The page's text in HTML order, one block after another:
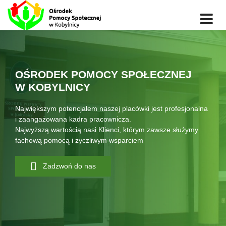
OŚRODEK POMOCY SPOŁECZNEJ
W KOBYLNICY
Największym potencjałem naszej placówki jest profesjonalna
i zaangażowana kadra pracownicza.
Najwyższą wartością nasi Klienci, którym zawsze służymy
fachową pomocą i życzliwym wsparciem
Zadzwoń do nas